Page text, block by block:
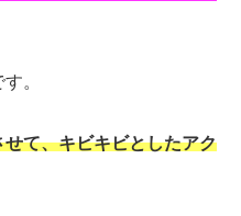
。
せて、キビキビとしたアク